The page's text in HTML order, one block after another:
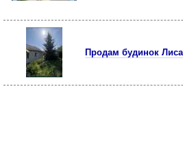
Продам будинок